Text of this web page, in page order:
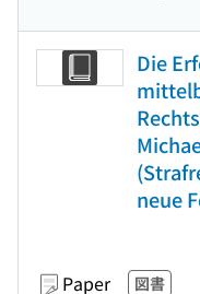
Die
neue
Paper 図書